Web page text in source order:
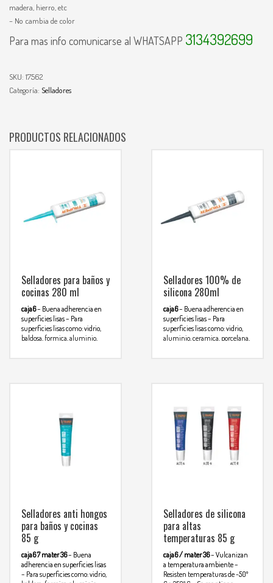
madera, hierro, etc
– No cambia de color
Para mas info comunicarse al WHATSAPP 3134392699
SKU: 17562
Categoría: Selladores
PRODUCTOS RELACIONADOS
Selladores para baños y
cocinas 280 ml
caja6– Buena adherencia en
superficies lisas– Para
superficies lisas como: vidrio,
baldosa, formica, aluminio,
Selladores 100% de
silicona 280ml
caja6– Buena adherencia en
superficies lisas– Para
superficies lisas como: vidrio,
aluminio, ceramica, porcelana,
Selladores anti hongos
para baños y cocinas
85 g
caja6 7 mater 36– Buena
adherencia en superficies lisas
– Para superficies como: vidrio,
Selladores de silicona
para altas
temperaturas 85 g
caja6 / mater 36– Vulcanizan
a temperatura ambiente–
Resisten temperaturas de -50º